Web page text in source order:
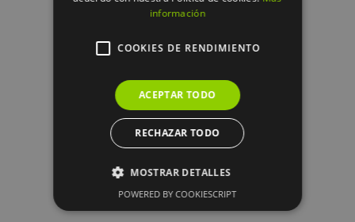
RESINA DECORACIÓN 15 X 11 X 9
12.50€
información
COOKIES DE RENDIMIENTO
ACEPTAR TODO
RECHAZAR TODO
MOSTRAR DETALLES
POWERED BY COOKIESCRIPT